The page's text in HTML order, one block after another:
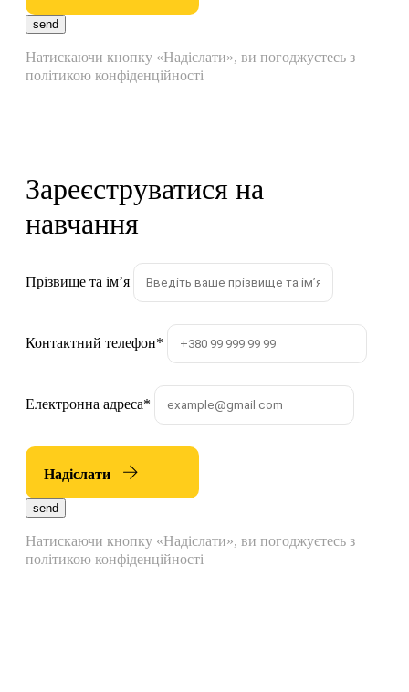
send
Натискаючи кнопку «Надіслати», ви погоджуєтесь з
політикою конфіденційності
Зареєструватися на
навчання
Прізвище та імʼя
Контактний телефон*
Електронна адреса*
Надіслати
send
Натискаючи кнопку «Надіслати», ви погоджуєтесь з
політикою конфіденційності